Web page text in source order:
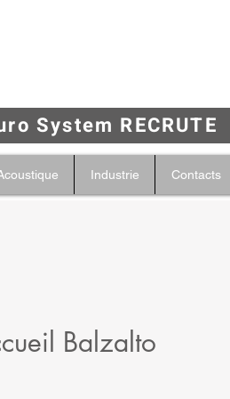
System RECRUTE
Industrie Contacts
Balzalto